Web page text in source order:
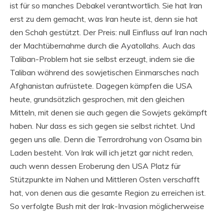
ist für so manches Debakel verantwortlich. Sie hat Iran
erst zu dem gemacht, was Iran heute ist, denn sie hat
den Schah gestützt. Der Preis: null Einfluss auf Iran nach
der Machtübernahme durch die Ayatollahs. Auch das
Taliban-Problem hat sie selbst erzeugt, indem sie die
Taliban während des sowjetischen Einmarsches nach
Afghanistan aufrüstete. Dagegen kämpfen die USA
heute, grundsätzlich gesprochen, mit den gleichen
Mitteln, mit denen sie auch gegen die Sowjets gekämpft
haben. Nur dass es sich gegen sie selbst richtet. Und
gegen uns alle. Denn die Terrordrohung von Osama bin
Laden besteht. Von Irak will ich jetzt gar nicht reden,
auch wenn dessen Eroberung den USA Platz für
Stützpunkte im Nahen und Mittleren Osten verschafft
hat, von denen aus die gesamte Region zu erreichen ist.
So verfolgte Bush mit der Irak-Invasion möglicherweise